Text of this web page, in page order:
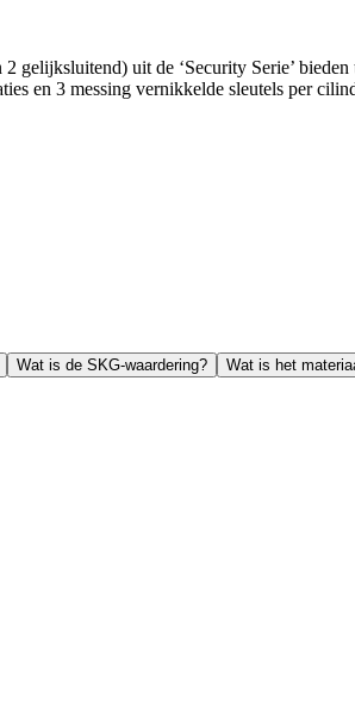
uit de ‘Security Serie’
en 3 messing vernikkelde sleutels per
Wat is de SKG-waardering? Wat is het